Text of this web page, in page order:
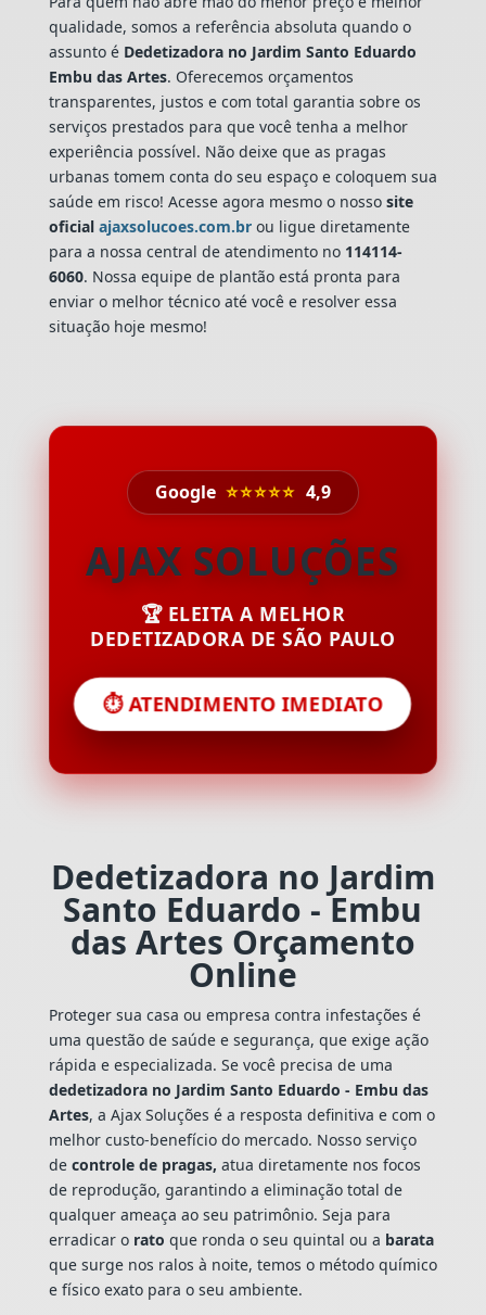
qualidade, somos a referência absoluta quando o
assunto é Dedetizadora no Jardim Santo Eduardo
Embu das Artes. Oferecemos orçamentos
transparentes, justos e com total garantia sobre os
serviços prestados para que você tenha a melhor
experiência possível. Não deixe que as pragas
urbanas tomem conta do seu espaço e coloquem sua
saúde em risco! Acesse agora mesmo o nossosite
oficial ajaxsolucoes.com.brou ligue diretamente
para a nossa central de atendimento no 114114-
6060. Nossa equipe de plantão está pronta para
enviar o melhor técnico até você e resolver essa
situação hoje mesmo!
Google ⭐⭐⭐⭐⭐ 4,9
AJAX SOLUÇÕES
🏆 ELEITA A MELHOR
DEDETIZADORA DE SÃO PAULO
⏱️ ATENDIMENTO IMEDIATO
Dedetizadora no Jardim
Santo Eduardo - Embu
das Artes Orçamento
Online
Proteger sua casa ou empresa contra infestações é
uma questão de saúde e segurança, que exige ação
rápida e especializada. Se você precisa de uma
dedetizadora no Jardim Santo Eduardo - Embu das
Artes, a Ajax Soluções é a resposta definitiva e com o
melhor custo-benefício do mercado. Nosso serviço
de controle de pragas, atua diretamente nos focos
de reprodução, garantindo a eliminação total de
qualquer ameaça ao seu patrimônio. Seja para
erradicar o rato que ronda o seu quintal ou a barata
que surge nos ralos à noite, temos o método químico
e físico exato para o seu ambiente.